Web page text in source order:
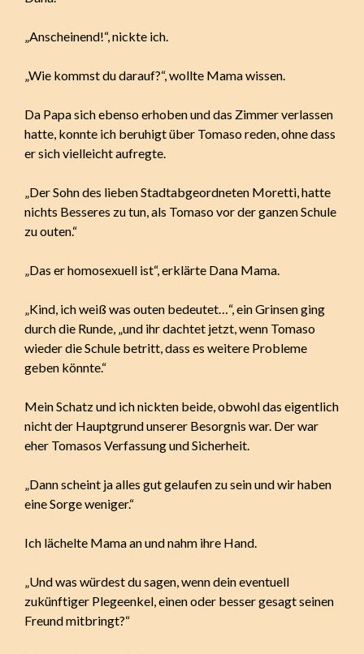
„Anscheinend!“, nickte ich.
„Wie kommst du darauf?“, wollte Mama wissen.
Da Papa sich ebenso erhoben und das Zimmer verlassen
hatte, konnte ich beruhigt über Tomaso reden, ohne dass
er sich vielleicht aufregte.
„Der Sohn des lieben Stadtabgeordneten Moretti, hatte
nichts Besseres zu tun, als Tomaso vor der ganzen Schule
zu outen.“
„Das er homosexuell ist“, erklärte Dana Mama.
„Kind, ich weiß was outen bedeutet…“, ein Grinsen ging
durch die Runde, „und ihr dachtet jetzt, wenn Tomaso
wieder die Schule betritt, dass es weitere Probleme
geben könnte.“
Mein Schatz und ich nickten beide, obwohl das eigentlich
nicht der Hauptgrund unserer Besorgnis war. Der war
eher Tomasos Verfassung und Sicherheit.
„Dann scheint ja alles gut gelaufen zu sein und wir haben
eine Sorge weniger.“
Ich lächelte Mama an und nahm ihre Hand.
„Und was würdest du sagen, wenn dein eventuell
zukünftiger Plegeenkel, einen oder besser gesagt seinen
Freund mitbringt?“